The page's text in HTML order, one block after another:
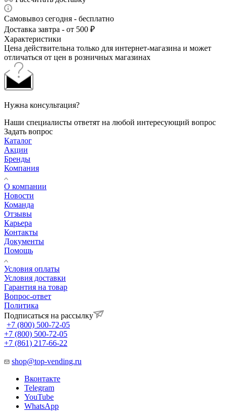
Самовывоз сегодня - бесплатно
Доставка завтра - от 500 ₽
Характеристики
Цена действительна только для интернет-магазина и может
отличаться от цен в розничных магазинах
Нужна консультация?
Наши специалисты ответят на любой интересующий вопрос
Задать вопрос
Каталог
Акции
Бренды
Компания
О компании
Новости
Команда
Отзывы
Карьера
Контакты
Документы
Помощь
Условия оплаты
Условия доставки
Гарантия на товар
Вопрос-ответ
Политика
Подписаться на рассылку
+7 (800) 500-72-05
+7 (800) 500-72-05
+7 (861) 217-66-22
shop@top-vending.ru
Вконтакте
Telegram
YouTube
WhatsApp